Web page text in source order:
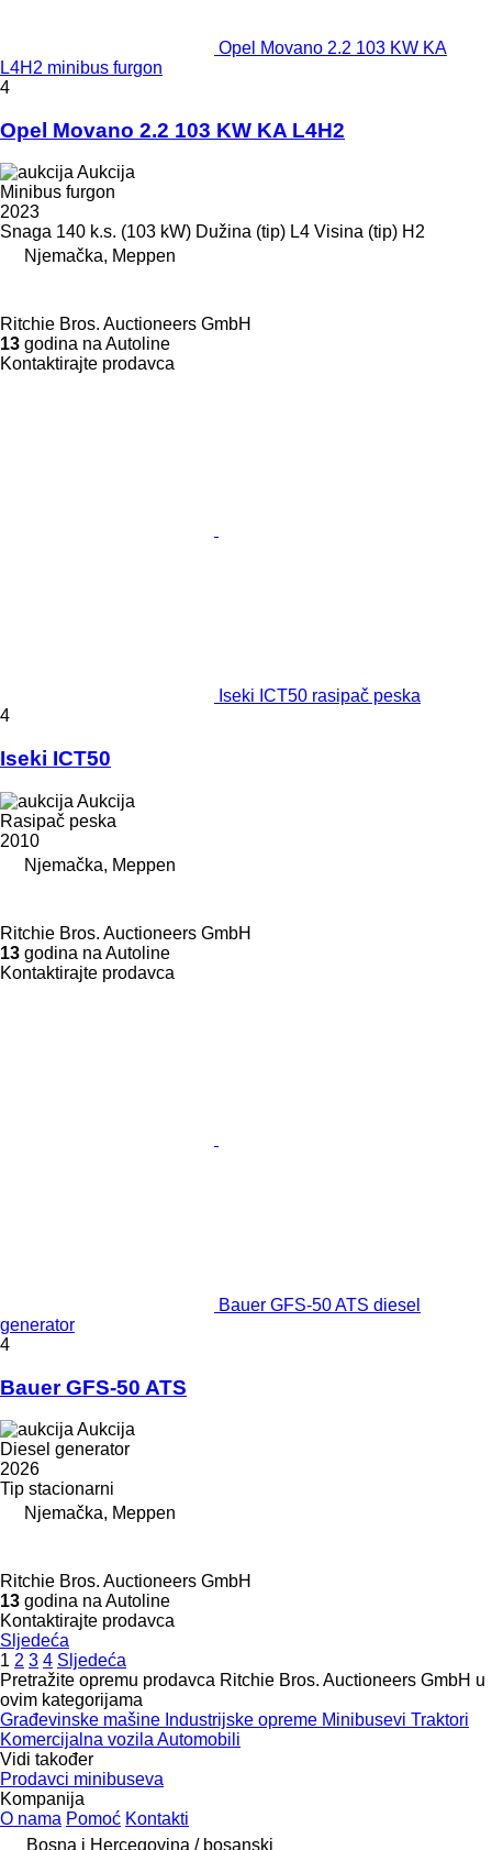
Opel Movano 2.2 103 KW KA
L4H2 minibus furgon
4
Opel Movano 2.2 103 KW KA L4H2
Aukcija
Minibus furgon
2023
Snaga 140 k.s. (103 kW) Dužina (tip) L4 Visina (tip) H2
Njemačka, Meppen
Ritchie Bros. Auctioneers GmbH
13 godina na Autoline
Kontaktirajte prodavca
Iseki ICT50 rasipač peska
4
Iseki ICT50
Aukcija
Rasipač peska
2010
Njemačka, Meppen
Ritchie Bros. Auctioneers GmbH
13 godina na Autoline
Kontaktirajte prodavca
Bauer GFS-50 ATS diesel
generator
4
Bauer GFS-50 ATS
Aukcija
Diesel generator
2026
Tip stacionarni
Njemačka, Meppen
Ritchie Bros. Auctioneers GmbH
13 godina na Autoline
Kontaktirajte prodavca
Sljedeća
1 2 3 4 Sljedeća
Pretražite opremu prodavca Ritchie Bros. Auctioneers GmbH u
ovim kategorijama
Građevinske mašine Industrijske opreme Minibusevi Traktori
Komercijalna vozila Automobili
Vidi također
Prodavci minibuseva
Kompanija
O nama Pomoć Kontakti
Bosna i Hercegovina / bosanski